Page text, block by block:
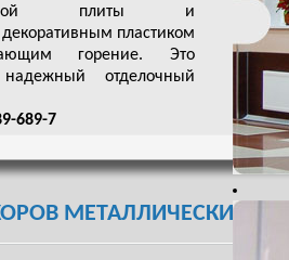
плиты и
пластиком
горение. Это
отделочный
689-7
МЕТАЛЛИЧЕСКИЕ